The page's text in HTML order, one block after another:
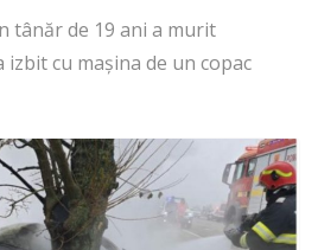
tânăr de 19 ani a murit
cu mașina de un copac